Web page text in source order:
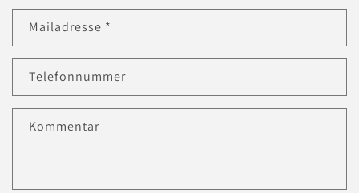
Mailadresse *
Telefonnummer
Kommentar